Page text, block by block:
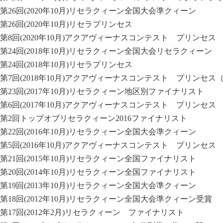
第26回(2020年10月)リセラクィーン全国大会準クィーン
第26回(2020年10月)リセラプリンセス
第8回(2020年10月)アクアヴィーナスコンテスト プリンセス
第24回(2018年10月)リセラクィーン全国大会リセラクィーン
第24回(2018年10月)リセラプリンセス
第7回(2018年10月)アクアヴィーナスコンテスト プリンセス
第23回(2017年10月)リセラクィーン地区別ファイナリスト
第6回(2017年10月)アクアヴィーナスコンテスト プリンセス
第2回トップオブリセラクィーン2016ファイナリスト
第22回(2016年10月)リセラクィーン全国大会準クィーン
第5回(2016年10月)アクアヴィーナスコンテスト プリンセス
第21回(2015年10月)リセラクィーン全国ファイナリスト
第20回(2014年10月)リセラクィーン全国ファイナリスト
第19回(2013年10月)リセラクィーン全国大会準クィーン
第18回(2012年10月)リセラクィーン全国大会準クィーン受賞
第17回(2012年2月)リセラクィーン ファイナリスト